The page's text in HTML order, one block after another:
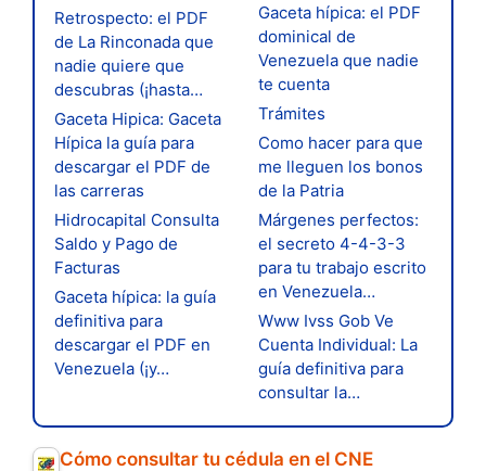
Retrospecto: el PDF
de La Rinconada que
nadie quiere que
descubras (¡hasta…
Gaceta Hipica: Gaceta
Hípica la guía para
descargar el PDF de
las carreras
Hidrocapital Consulta
Saldo y Pago de
Facturas
Gaceta hípica: la guía
definitiva para
descargar el PDF en
Venezuela (¡y…
Gaceta hípica: el PDF
dominical de
Venezuela que nadie
te cuenta
Trámites
Como hacer para que
me lleguen los bonos
de la Patria
Márgenes perfectos:
el secreto 4-4-3-3
para tu trabajo escrito
en Venezuela…
Www Ivss Gob Ve
Cuenta Individual: La
guía definitiva para
consultar la…
Cómo consultar tu cédula en el CNE